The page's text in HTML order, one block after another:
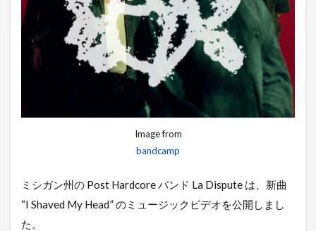
Image from
bandcamp
ミシガン州の Post Hardcore バンド La Dispute は、新曲
“I Shaved My Head” のミュージックビデオを公開しまし
た。